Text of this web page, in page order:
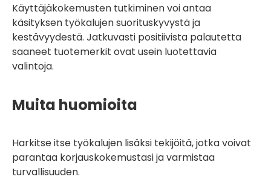
Käyttäjäkokemusten tutkiminen voi antaa
käsityksen työkalujen suorituskyvystä ja
kestävyydestä. Jatkuvasti positiivista palautetta
saaneet tuotemerkit ovat usein luotettavia
valintoja.
Muita huomioita
Harkitse itse työkalujen lisäksi tekijöitä, jotka voivat
parantaa korjauskokemustasi ja varmistaa
turvallisuuden.